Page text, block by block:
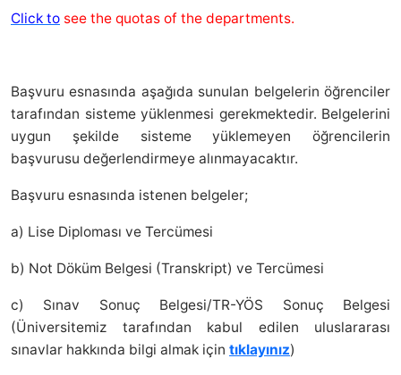
Click to see the quotas of the departments.
Başvuru esnasında aşağıda sunulan belgelerin öğrenciler
tarafından sisteme yüklenmesi gerekmektedir. Belgelerini
uygun şekilde sisteme yüklemeyen öğrencilerin
başvurusu değerlendirmeye alınmayacaktır.
Başvuru esnasında istenen belgeler;
a) Lise Diploması ve Tercümesi
b) Not Döküm Belgesi (Transkript) ve Tercümesi
c) Sınav Sonuç Belgesi/TR-YÖS Sonuç Belgesi
(Üniversitemiz tarafından kabul edilen uluslararası
sınavlar hakkında bilgi almak için tıklayınız)